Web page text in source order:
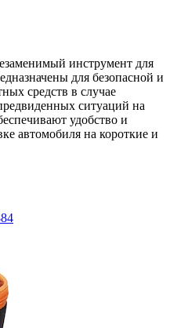
инструмент для
для безопасной и
средств в случае
ситуаций на
удобство и
автомобиля на короткие и